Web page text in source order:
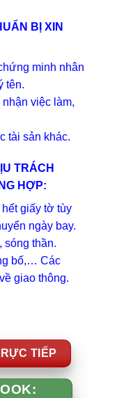
BỊ XIN
minh nhân
tên.
việc làm,
tài sản khác.
TRÁCH
HỢP:
giấy tờ tùy
ngày bay.
sóng thần.
bố,… Các
giao thông.
TIẾP